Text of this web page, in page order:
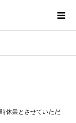
休業とさせていただ